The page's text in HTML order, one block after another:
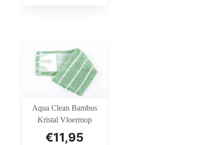
Aqua Clean Bambus
Kristal Vloermop
€11,95